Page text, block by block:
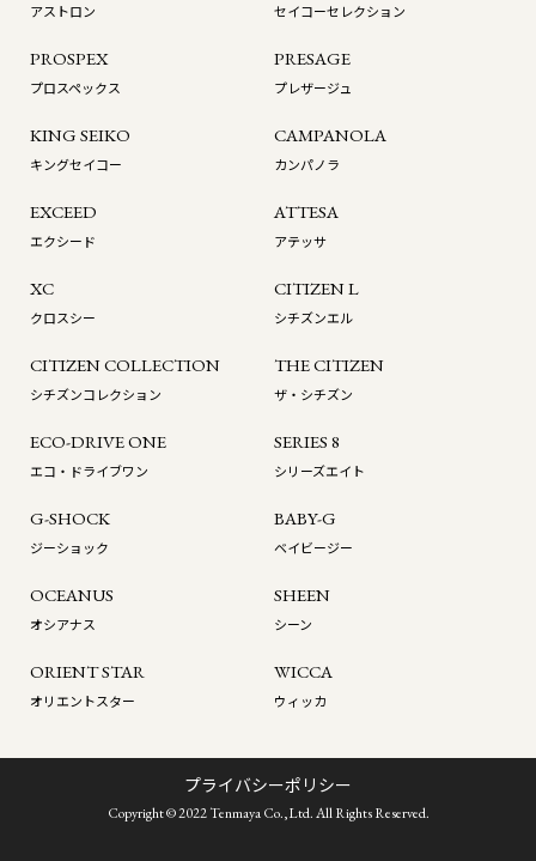
アストロン セイコーセレクション
PROSPEX
プロスペックス
PRESAGE
プレザージュ
KING SEIKO
キングセイコー
CAMPANOLA
カンパノラ
EXCEED
エクシード
ATTESA
アテッサ
XC
クロスシー
CITIZEN L
シチズンエル
CITIZEN COLLECTION
シチズンコレクション
THE CITIZEN
ザ・シチズン
ECO-DRIVE ONE
エコ・ドライブワン
SERIES 8
シリーズエイト
G-SHOCK
ジーショック
BABY-G
ベイビージー
OCEANUS
オシアナス
SHEEN
シーン
ORIENT STAR
オリエントスター
WICCA
ウィッカ
プライバシーポリシー
Copyright © 2022 Tenmaya Co.,Ltd. All Rights Reserved.